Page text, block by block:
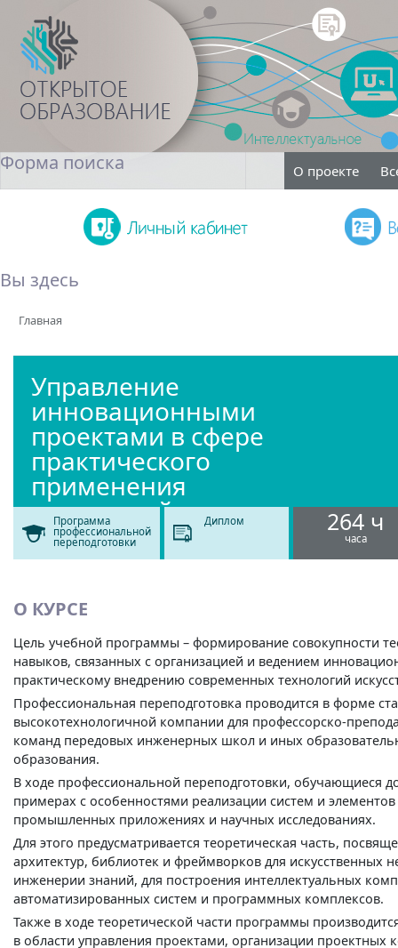
Форма поиска О проекте
Вы здесь
Главная
Управление
инновационными
проектами в сфере
практического
применения
технологий
искусственного
интеллекта
Программа
профессиональной
переподготовки
Диплом 264 ч
часа
О КУРСЕ
Цель учебной программы – формирование совокупности
навыков, связанных с организацией и ведением
практическому внедрению современных технологий
Профессиональная переподготовка проводится в форме
высокотехнологичной компании для профессорско-
команд передовых инженерных школ и иных
образования.
В ходе профессиональной переподготовки, обучающиеся
примерах с особенностями реализации систем и элементов
промышленных приложениях и научных исследованиях.
Для этого предусматривается теоретическая часть,
архитектур, библиотек и фреймворков для искусственных
инженерии знаний, для построения интеллектуальных
автоматизированных систем и программных комплексов.
Также в ходе теоретической части программы
в области управления проектами, организации проектных